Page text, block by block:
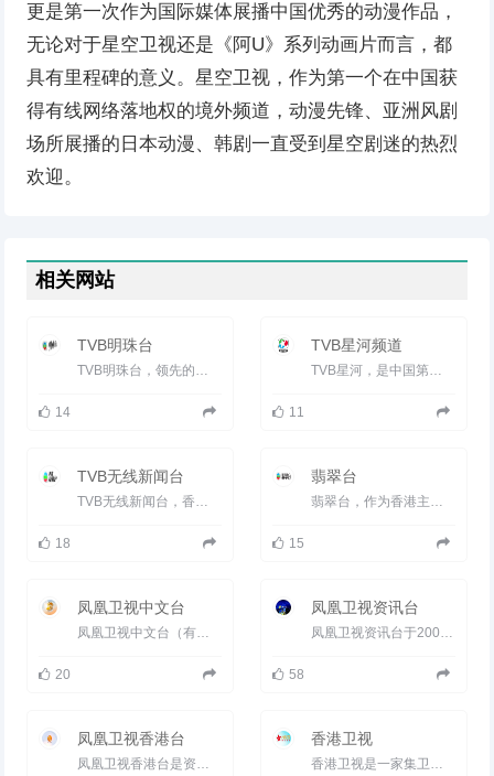
更是第一次作为国际媒体展播中国优秀的动漫作品，
无论对于星空卫视还是《阿U》系列动画片而言，都
具有里程碑的意义。星空卫视，作为第一个在中国获
得有线网络落地权的境外频道，动漫先锋、亚洲风剧
场所展播的日本动漫、韩剧一直受到星空剧迷的热烈
欢迎。
相关网站
TVB明珠台
14
TVB星河频道
TVB星河，是中国第一家国粤双语同时播送的电视剧集频道，隶属于TVB（香港电视广播有限公司），开播于1998年12月17日。...
11
TVB无线新闻台
18
翡翠台
15
凤凰卫视中文台
20
凤凰卫视资讯台
58
凤凰卫视香港台 香港卫视